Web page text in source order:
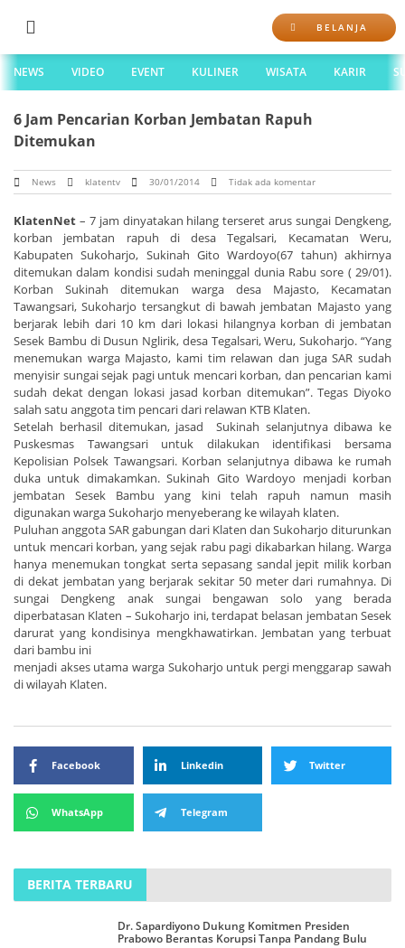
BELANJA
NEWS VIDEO EVENT KULINER WISATA KARIR
6 Jam Pencarian Korban Jembatan Rapuh
Ditemukan
News klatentv 30/01/2014 Tidak ada komentar
KlatenNet – 7 jam dinyatakan hilang terseret arus sungai Dengkeng,
korban jembatan rapuh di desa Tegalsari, Kecamatan Weru,
Kabupaten Sukoharjo, Sukinah Gito Wardoyo(67 tahun) akhirnya
ditemukan dalam kondisi sudah meninggal dunia Rabu sore ( 29/01).
Korban Sukinah ditemukan warga desa Majasto, Kecamatan
Tawangsari, Sukoharjo tersangkut di bawah jembatan Majasto yang
berjarak lebih dari 10 km dari lokasi hilangnya korban di jembatan
Sesek Bambu di Dusun Nglirik, desa Tegalsari, Weru, Sukoharjo. “Yang
menemukan warga Majasto, kami tim relawan dan juga SAR sudah
menyisir sungai sejak pagi untuk mencari korban, dan pencarian kami
sudah dekat dengan lokasi jasad korban ditemukan”. Tegas Diyoko
salah satu anggota tim pencari dari relawan KTB Klaten.
Setelah berhasil ditemukan, jasad Sukinah selanjutnya dibawa ke
Puskesmas Tawangsari untuk dilakukan identifikasi bersama
Kepolisian Polsek Tawangsari. Korban selanjutnya dibawa ke rumah
duka untuk dimakamkan. Sukinah Gito Wardoyo menjadi korban
jembatan Sesek Bambu yang kini telah rapuh namun masih
digunakan warga Sukoharjo menyeberang ke wilayah klaten.
Puluhan anggota SAR gabungan dari Klaten dan Sukoharjo diturunkan
untuk mencari korban, yang sejak rabu pagi dikabarkan hilang. Warga
hanya menemukan tongkat serta sepasang sandal jepit milik korban
di dekat jembatan yang berjarak sekitar 50 meter dari rumahnya. Di
sungai Dengkeng anak sungai bengawan solo yang berada
diperbatasan Klaten – Sukoharjo ini, terdapat belasan jembatan Sesek
darurat yang kondisinya mengkhawatirkan. Jembatan yang terbuat
dari bambu ini
menjadi akses utama warga Sukoharjo untuk pergi menggarap sawah
di wilayah Klaten.
Facebook Linkedin Twitter
WhatsApp Telegram
BERITA TERBARU
Dr. Sapardiyono Dukung Komitmen Presiden
Prabowo Berantas Korupsi Tanpa Pandang Bulu